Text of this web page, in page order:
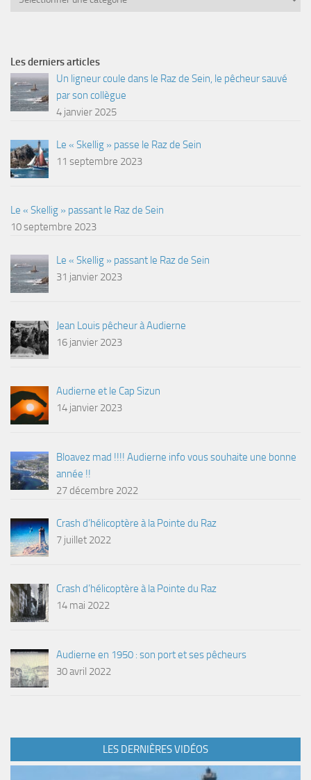
Les derniers articles
Un ligneur coule dans le Raz de Sein, le pêcheur sauvé
par son collègue
4 janvier 2025
Le « Skellig » passe le Raz de Sein
11 septembre 2023
Le « Skellig » passant le Raz de Sein
10 septembre 2023
Le « Skellig » passant le Raz de Sein
31 janvier 2023
Jean Louis pêcheur à Audierne
16 janvier 2023
Audierne et le Cap Sizun
14 janvier 2023
Bloavez mad !!!! Audierne info vous souhaite une bonne
année !!
27 décembre 2022
Crash d’hélicoptère à la Pointe du Raz
7 juillet 2022
Crash d’hélicoptère à la Pointe du Raz
14 mai 2022
Audierne en 1950 : son port et ses pêcheurs
30 avril 2022
LES DERNIÈRES VIDÉOS